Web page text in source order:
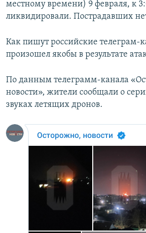
ПОБЕДИТЕЛЕЙ НЕ СУДЯТ?
Все сайты RFE/RL
местному времени) 9 февраля, к
ликвидировали. Пострадавших
Как пишут российские телеграм-
произошел якобы в результате
По данным телеграмм-канала
новости», жители сообщали о
звуках летящих дронов.